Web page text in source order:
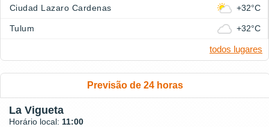
Ciudad Lazaro Cardenas +32°C
Tulum +32°C
todos lugares
Previsão de 24 horas
La Vigueta
Horário local: 11:00